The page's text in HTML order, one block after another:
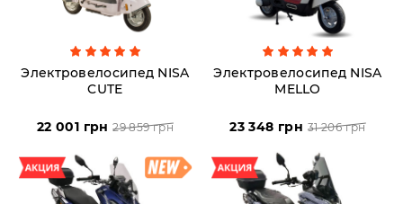
Электровелосипед NISA
CUTE
22 001 грн 29 859 грн
Электровелосипед NISA
MELLO
23 348 грн 31 206 грн